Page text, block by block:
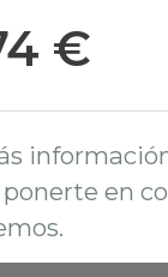
€
en